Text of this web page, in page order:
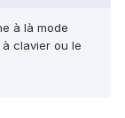
à là mode
à clavier ou le